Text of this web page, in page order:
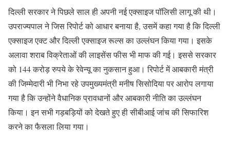
दिल्ली सरकार ने पिछले साल ही अपनी नई एक्साइज पॉलिसी लागू की थी।
उपराज्यपाल ने जिस रिपोर्ट को आधार बनाया है, उसमें कहा गया है कि दिल्ली
एक्साइज एक्ट और दिल्ली एक्साइज रूल्स का उल्लंघन किया गया। इसके
अलावा शराब विक्रेताओं की लाइसेंस फीस भी माफ की गई। इससे सरकार
को 144 करोड़ रुपये के रेवेन्यू का नुकसान हुआ। रिपोर्ट में आबकारी मंत्री
की जिम्मेदारी भी निभा रहे उपमुख्यमंत्री मनीष सिसोदिया पर आरोप लगाया
गया है कि उन्होंने वैधानिक प्रावधानों और आबकारी नीति का उल्लंघन
किया। इन सभी गड़बड़ियों को देखते हुए ही सीबीआई जांच की सिफारिश
करने का फैसला लिया गया।